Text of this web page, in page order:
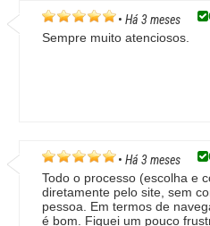
• Há 3 meses
Sempre muito atenciosos.
• Há 3 meses
Todo o processo (escolha e
diretamente pelo site, sem
pessoa. Em termos de
é bom. Fiquei um pouco